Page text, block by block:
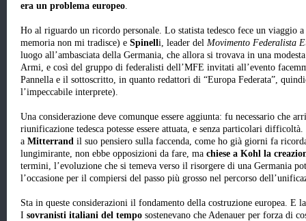
era un problema europeo.
Ho al riguardo un ricordo personale. Lo statista tedesco fece un viaggio
memoria non mi tradisce) e Spinelli, leader del Movimento Federalista
luogo all’ambasciata della Germania, che allora si trovava in una
Armi, e così del gruppo di federalisti dell’MFE invitati all’evento
Pannella e il sottoscritto, in quanto redattori di “Europa Federata”,
l’impeccabile interprete).
Una considerazione deve comunque essere aggiunta: fu necessario che
riunificazione tedesca potesse essere attuata, e senza particolari
a Mitterrand il suo pensiero sulla faccenda, come ho già giorni fa
lungimirante, non ebbe opposizioni da fare, ma chiese a Kohl la
termini, l’evoluzione che si temeva verso il risorgere di una Germania
l’occasione per il compiersi del passo più grosso nel percorso
Sta in queste considerazioni il fondamento della costruzione europea. E
I sovranisti italiani del tempo sostenevano che Adenauer per forza di